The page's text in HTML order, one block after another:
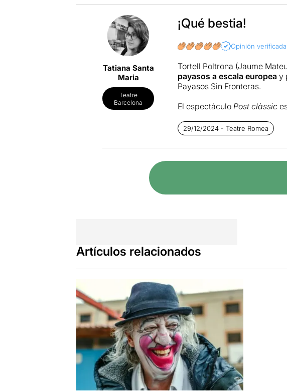
Tatiana Santa
Maria
Teatre
Barcelona
¡Qué bestia!
Opinión verificada
Tortell Poltrona (Jaume
payasos a escala europea y
Payasos Sin Fronteras.
El espectáculo Post clàssic
fantasía con la poesía. Ver a
En pocas ocasiones
29/12/2024 - Teatre Romea
Artículos relacionados